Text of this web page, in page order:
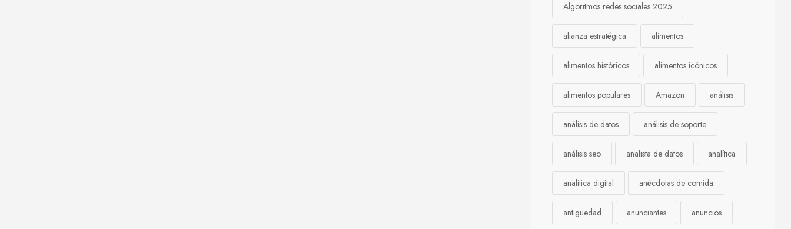
Algoritmos redes sociales 2025
alianza estratégica alimentos
alimentos históricos alimentos icónicos
alimentos populares Amazon análisis
análisis de datos análisis de soporte
análisis seo analista de datos analítica
analítica digital anécdotas de comida
antigüedad anunciantes anuncios